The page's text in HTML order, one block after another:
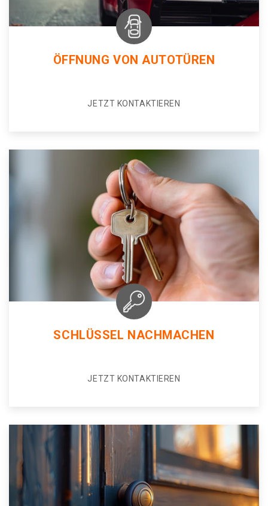
ÖFFNUNG VON AUTOTÜREN
JETZT KONTAKTIEREN
SCHLÜSSEL NACHMACHEN
JETZT KONTAKTIEREN